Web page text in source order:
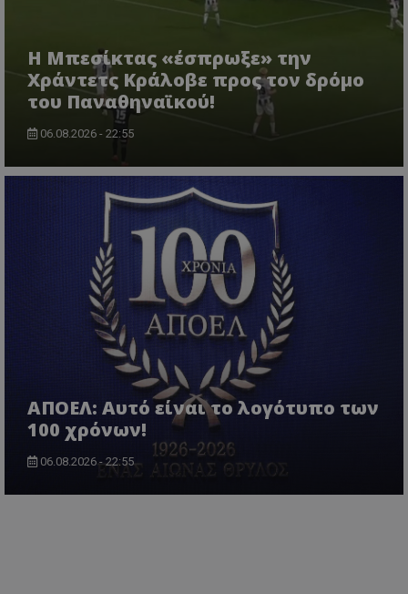
Η Μπεσίκτας «έσπρωξε» την
Χράντετς Κράλοβε προς τον δρόμο
του Παναθηναϊκού!
06.08.2026 - 22:55
ΑΠΟΕΛ: Αυτό είναι το λογότυπο των
100 χρόνων!
06.08.2026 - 22:55